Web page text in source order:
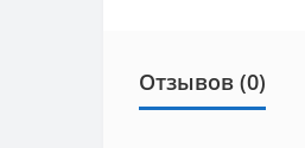
Отзывов (0)